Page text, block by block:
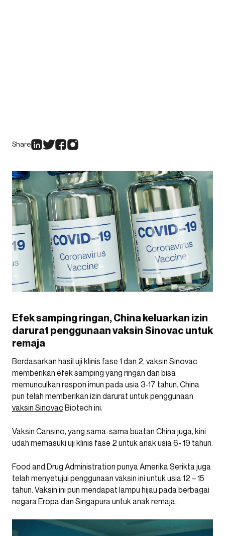
Share
Efek samping ringan, China keluarkan izin
darurat penggunaan vaksin Sinovac untuk
remaja
Berdasarkan hasil uji klinis fase 1 dan 2, vaksin Sinovac
memberikan efek samping yang ringan dan bisa
memunculkan respon imun pada usia 3-17 tahun. China
pun telah memberikan izin darurat untuk penggunaan
vaksin SinovacBiotech ini.
Vaksin Cansino, yang sama-sama buatan China juga, kini
udah memasuki uji klinis fase 2 untuk anak usia 6- 19 tahun.
Food and Drug Administration punya Amerika Serikta juga
telah menyetujui penggunaan vaksin ini untuk usia 12 – 15
tahun. Vaksin ini pun mendapat lampu hijau pada berbagai
negara Eropa dan Singapura untuk anak remaja.